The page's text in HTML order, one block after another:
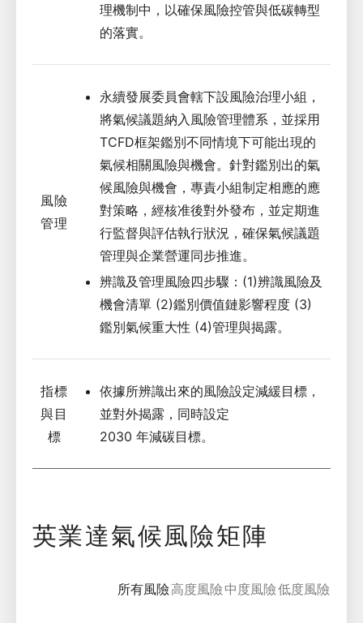
理機制中，以確保風險控管與低碳轉型
的落實。
風險
管理
永續發展委員會轄下設風險治理小組，
將氣候議題納入風險管理體系，並採用
TCFD框架鑑別不同情境下可能出現的
氣候相關風險與機會。針對鑑別出的氣
候風險與機會，專責小組制定相應的應
對策略，經核准後對外發布，並定期進
行監督與評估執行狀況，確保氣候議題
管理與企業營運同步推進。
辨識及管理風險四步驟：(1)辨識風險及
機會清單 (2)鑑別價值鏈影響程度 (3)
鑑別氣候重大性 (4)管理與揭露。
指標
與目
標
依據所辨識出來的風險設定減緩目標，
並對外揭露，同時設定
2030 年減碳目標。
英業達氣候風險矩陣
所有風險高度風險 中度風險低度風險